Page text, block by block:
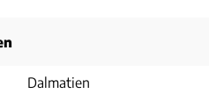
Dalmatien